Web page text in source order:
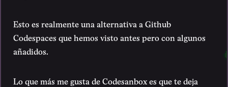
Esto es realmente una alternativa a Github
Codespaces que hemos visto antes pero con algunos
añadidos.
Lo que más me gusta de Codesanbox es que te deja